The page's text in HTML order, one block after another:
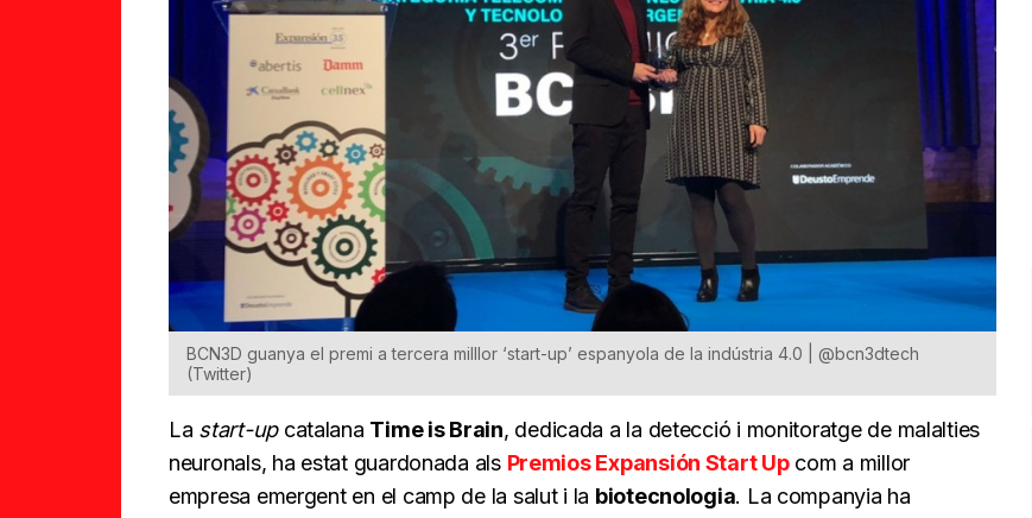
BCN3D guanya el premi a tercera milllor ‘start-up’ espanyola de la indústria 4.0 | @bcn3dtech
(Twitter)
La start-upcatalana Time is Brain, dedicada a la detecció i monitoratge de malalties
neuronals, ha estat guardonada als Premios Expansión Start Upcom a millor
empresa emergent en el camp de la salut i la biotecnologia. La companyia ha